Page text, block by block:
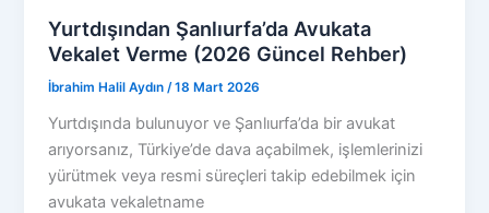
Yurtdışından Şanlıurfa’da Avukata
Vekalet Verme (2026 Güncel Rehber)
İbrahim Halil Aydın/18 Mart 2026
Yurtdışında bulunuyor ve Şanlıurfa’da bir avukat
arıyorsanız, Türkiye’de dava açabilmek, işlemlerinizi
yürütmek veya resmi süreçleri takip edebilmek için
avukata vekaletname